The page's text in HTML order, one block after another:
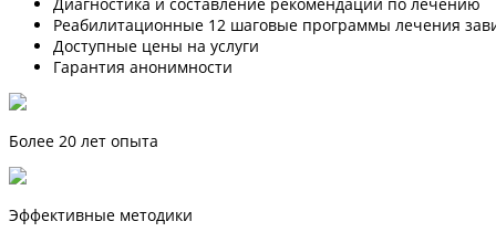
Реабилитационные 12 шаговые программы лечения
Доступные цены на услуги
Гарантия анонимности
Более 20 лет опыта
Эффективные методики